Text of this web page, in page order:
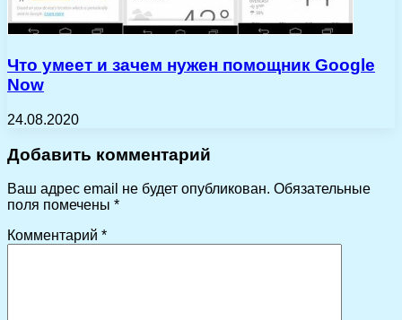
Что умеет и зачем нужен помощник Google
Now
24.08.2020
Добавить комментарий
Ваш адрес email не будет опубликован. Обязательные
поля помечены *
Комментарий *